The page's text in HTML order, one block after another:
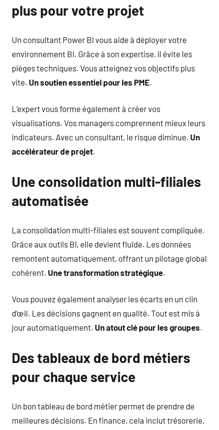
plus pour votre projet
Un consultant Power BI vous aide à déployer votre
environnement BI. Grâce à son expertise, il évite les
pièges techniques. Vous atteignez vos objectifs plus
vite. Un soutien essentiel pour les PME.
L’expert vous forme également à créer vos
visualisations. Vos managers comprennent mieux leurs
indicateurs. Avec un consultant, le risque diminue. Un
accélérateur de projet.
Une consolidation multi-filiales
automatisée
La consolidation multi-filiales est souvent compliquée.
Grâce aux outils BI, elle devient fluide. Les données
remontent automatiquement, offrant un pilotage global
cohérent. Une transformation stratégique.
Vous pouvez également analyser les écarts en un clin
d’œil. Les décisions gagnent en qualité. Tout est mis à
jour automatiquement. Un atout clé pour les groupes.
Des tableaux de bord métiers
pour chaque service
Un bon tableau de bord métier permet de prendre de
meilleures décisions. En finance, cela inclut trésorerie,